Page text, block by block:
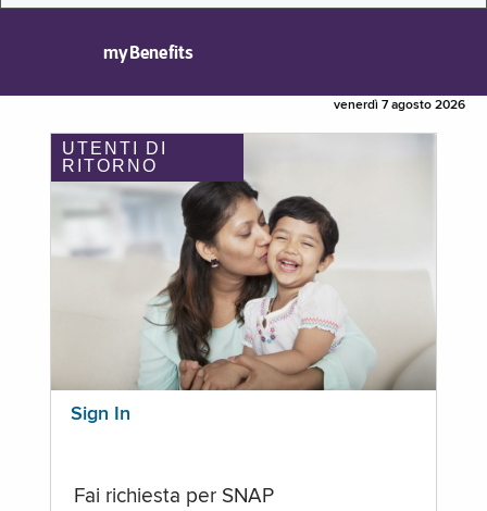
myBenefits
venerdì 7 agosto 2026
UTENTI DI
RITORNO
Sign In
Fai richiesta per SNAP